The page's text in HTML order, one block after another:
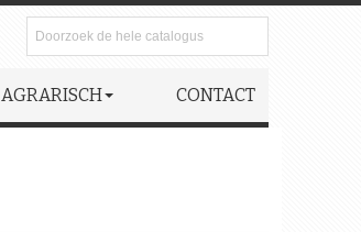
AGRARISCH CONTACT